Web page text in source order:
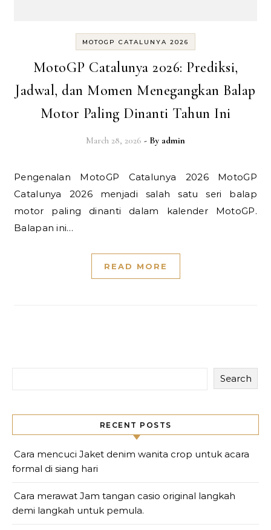
MOTOGP CATALUNYA 2026
MotoGP Catalunya 2026: Prediksi,
Jadwal, dan Momen Menegangkan Balap
Motor Paling Dinanti Tahun Ini
March 28, 2026 - By admin
Pengenalan MotoGP Catalunya 2026 MotoGP
Catalunya 2026 menjadi salah satu seri balap
motor paling dinanti dalam kalender MotoGP.
Balapan ini…
READ MORE
Search
RECENT POSTS
Cara mencuci Jaket denim wanita crop untuk acara
formal di siang hari
Cara merawat Jam tangan casio original langkah
demi langkah untuk pemula.